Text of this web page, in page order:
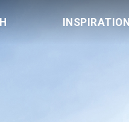
INSPIRATION